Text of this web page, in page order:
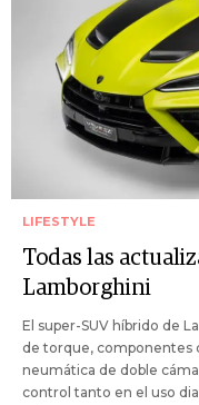
LIFESTYLE
Todas las
Lamborghini
El super-SUV híbrido de
de torque, componentes
neumática de doble
control tanto en el uso